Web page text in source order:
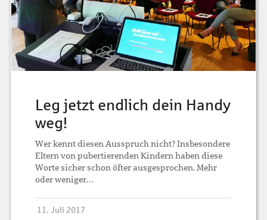
Leg jetzt endlich dein Handy
weg!
Wer kennt diesen Ausspruch nicht? Insbesondere
Eltern von pubertierenden Kindern haben diese
Worte sicher schon öfter ausgesprochen. Mehr
oder weniger…
11. Juli 2017